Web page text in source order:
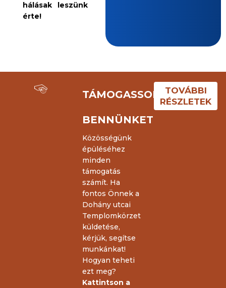
hálásak leszünk
érte!
TÁMOGASSON
BENNÜNKET
Közösségünk
épüléséhez
minden
támogatás
számít. Ha
fontos Önnek a
Dohány utcai
Templomkörzet
küldetése,
kérjük, segítse
munkánkat!
Hogyan teheti
ezt meg?
Kattintson a
TOVÁBBI
RÉSZLETEK